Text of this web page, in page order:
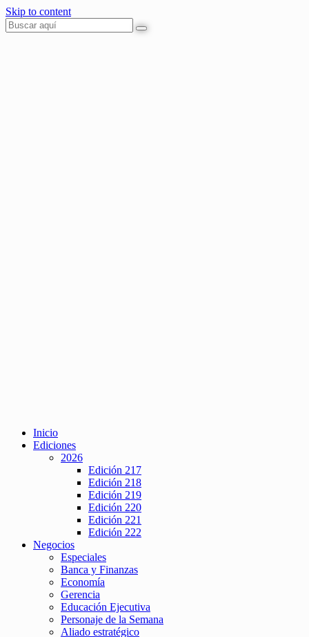
Skip to content
Inicio
Ediciones
2026
Edición 217
Edición 218
Edición 219
Edición 220
Edición 221
Edición 222
Negocios
Especiales
Banca y Finanzas
Economía
Gerencia
Educación Ejecutiva
Personaje de la Semana
Aliado estratégico